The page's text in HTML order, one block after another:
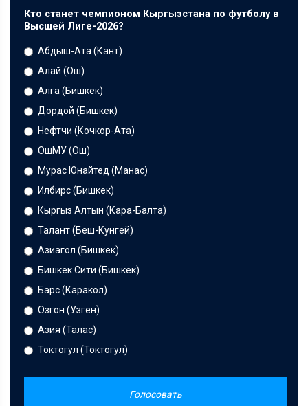
Кто станет чемпионом Кыргызстана по футболу в
Высшей Лиге-2026?
Абдыш-Ата (Кант)
Алай (Ош)
Алга (Бишкек)
Дордой (Бишкек)
Нефтчи (Кочкор-Ата)
ОшМУ (Ош)
Мурас Юнайтед (Манас)
Илбирс (Бишкек)
Кыргыз Алтын (Кара-Балта)
Талант (Беш-Кунгей)
Азиагол (Бишкек)
Бишкек Сити (Бишкек)
Барс (Каракол)
Озгон (Узген)
Азия (Талас)
Токтогул (Токтогул)
Голосовать